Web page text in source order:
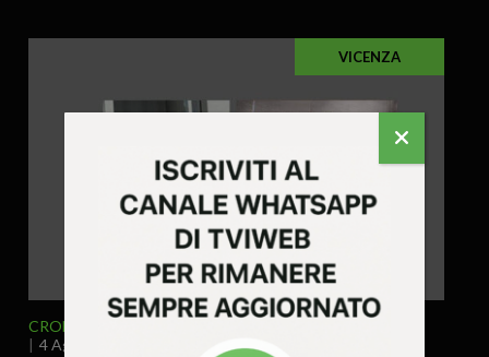
VICENZA
CRONACA
4 Agosto 2026 - 17.19